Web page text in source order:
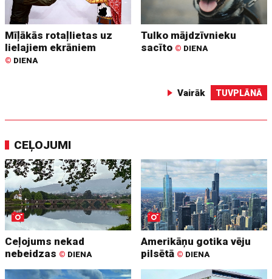
Mīļākās rotaļlietas uz
lielajiem ekrāniem
© DIENA
Tulko mājdzīvnieku
sacīto © DIENA
Vairāk TUVPLĀNĀ
CEĻOJUMI
Ceļojums nekad
nebeidzas © DIENA
Amerikāņu gotika vēju
pilsētā © DIENA